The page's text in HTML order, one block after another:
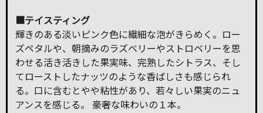
■テイスティング
輝きのある淡いピンク色に繊細な泡がきらめく。ロー
ズペタルや、朝摘みのラズベリーやストロベリーを思
わせる活き活きした果実味、完熟したシトラス、そし
てローストしたナッツのような香ばしさも感じられ
る。口に含むとやや粘性があり、若々しい果実のニュ
アンスを感じる。 豪奢な味わいの１本。